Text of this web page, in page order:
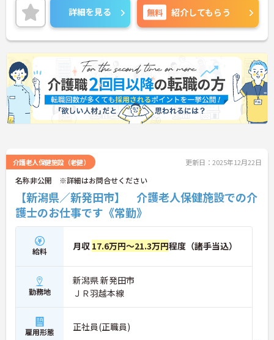
詳細を見る 無料 紹介してもらう
介護老人保健施設（老健） 更新日：2025年12月22日
名称非公開 ※詳細はお問合せください
【新潟県／新発田市】 介護老人保健施設での介
護士のお仕事です《常勤》
給料 月収 17.6万円～21.3万円程度（諸手当込）
勤務地
新潟県 新発田市
ＪＲ羽越本線
雇用形態 正社員(正職員)